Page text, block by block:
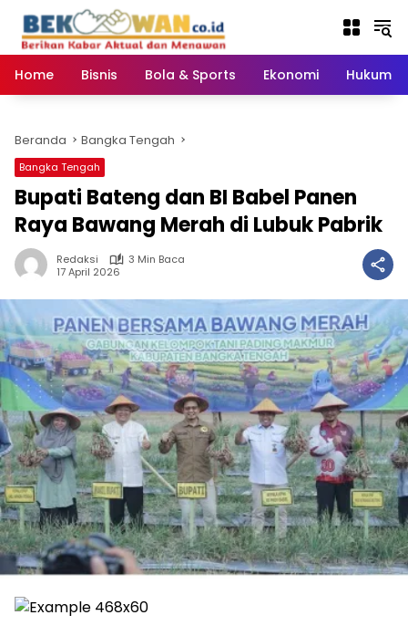
konten
Home
Bisnis Bola & Sports Ekonomi Hukum
Beranda Bangka Tengah
Bangka Tengah
‎Bupati Bateng dan BI Babel Panen
Raya Bawang Merah di Lubuk Pabrik
Redaksi
3 Min Baca
17 April 2026